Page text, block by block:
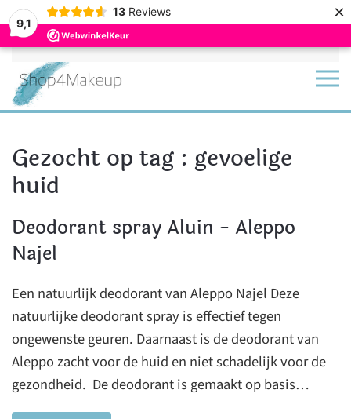
9,1
13 Reviews ×
Terug naar hoofdinhoud
Gezocht op tag : gevoelige
huid
Deodorant spray Aluin - Aleppo
Najel
Een natuurlijk deodorant van Aleppo Najel Deze
natuurlijke deodorant spray is effectief tegen
ongewenste geuren. Daarnaast is de deodorant van
Aleppo zacht voor de huid en niet schadelijk voor de
gezondheid. De deodorant is gemaakt op basis…